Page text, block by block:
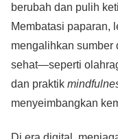
berubah dan pulih
Membatasi paparan,
mengalihkan sumber
sehat—seperti
dan praktik
menyeimbangkan